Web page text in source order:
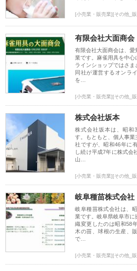
[小売業・販売業][その他_
有限会社大面商会
有限会社大面商会は、
業です。麻雀用具を中
ラインショップではさま
同社が運営するオンラ
を…
[小売業・販売業][その他_
株式会社坂本
株式会社坂本は、昭和
す。もともと、個人事
社ですが、昭和46年に
し続け平成7年に株式会
山…
[小売業・販売業][その他_
岐阜種苗株式会社
岐阜種苗株式会社は、
業です。岐阜県岐阜市
織変更したのは昭和58
木の苗、球根の生産、
で…
[小売業・販売業][その他_